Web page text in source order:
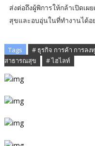
ส่งต่อถึงผู้พิการให้กล้าเปิดเ
สุขและอบอุ่นในที่ทำงานได้อ
Tags # ธุรกิจ การค้า การลง
สาธารณสุข
# ไฮไลท์